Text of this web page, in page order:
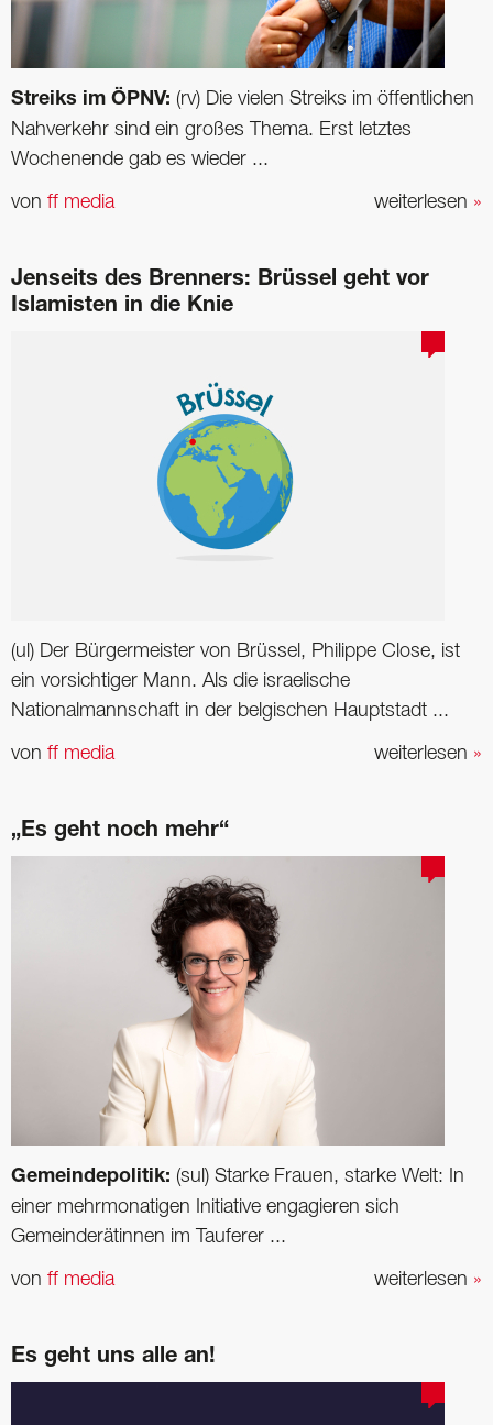
Streiks im ÖPNV: (rv) Die vielen Streiks im öffentlichen
Nahverkehr sind ein großes Thema. Erst letztes
Wochenende gab es wieder ...
weiterlesen »
von ff media
Jenseits des Brenners: Brüssel geht vor
Islamisten in die Knie
(ul) Der Bürgermeister von Brüssel, Philippe Close, ist
ein vorsichtiger Mann. Als die israelische
Nationalmannschaft in der belgischen Hauptstadt ...
weiterlesen »
von ff media
„Es geht noch mehr“
Gemeindepolitik: (sul) Starke Frauen, starke Welt: In
einer mehrmonatigen Initiative engagieren sich
Gemeinderätinnen im Tauferer ...
weiterlesen »
von ff media
Es geht uns alle an!